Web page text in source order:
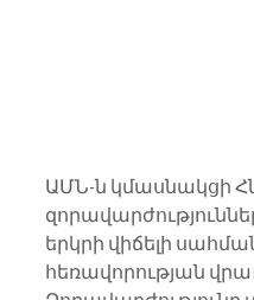
ԱՄՆ-ն կմասնակցի
երկրի վիճելի
հեռավորության